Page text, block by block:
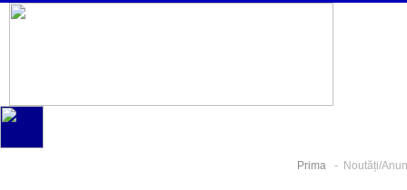
Prima - Noutăți/